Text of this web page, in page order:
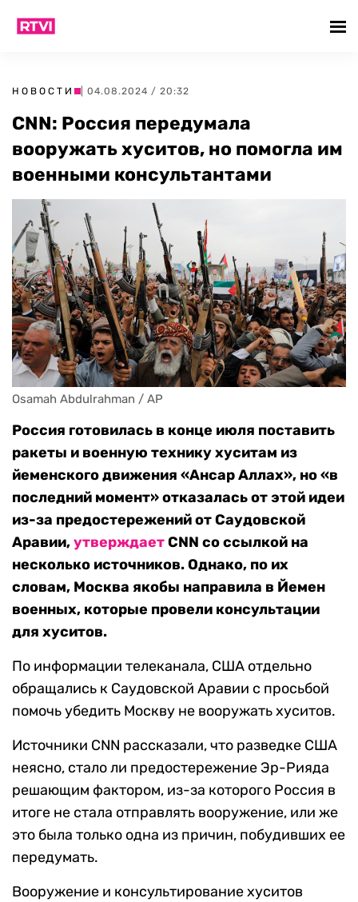
НОВОСТИ | 04.08.2024 / 20:32
CNN: Россия передумала
вооружать хуситов, но помогла им
военными консультантами
Osamah Abdulrahman / AP
Россия готовилась в конце июля поставить
ракеты и военную технику хуситам из
йеменского движения «Ансар Аллах», но «в
последний момент» отказалась от этой идеи
из-за предостережений от Саудовской
Аравии,утверждаетCNN со ссылкой на
несколько источников. Однако, по их
словам, Москва якобы направила в Йемен
военных, которые провели консультации
для хуситов.
По информации телеканала, США отдельно
обращались к Саудовской Аравии с просьбой
помочь убедить Москву не вооружать хуситов.
Источники CNN рассказали, что разведке США
неясно, стало ли предостережение Эр-Рияда
решающим фактором, из-за которого Россия в
итоге не стала отправлять вооружение, или же
это была только одна из причин, побудивших ее
передумать.
Вооружение и консультирование хуситов